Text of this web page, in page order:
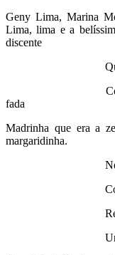
Geny Lima, Marina
Lima, lima e a
discente
Que por onde
Com amor,
fada
Madrinha que era a
margaridinha.
Nesse
Com amor
Recorro ao
Um